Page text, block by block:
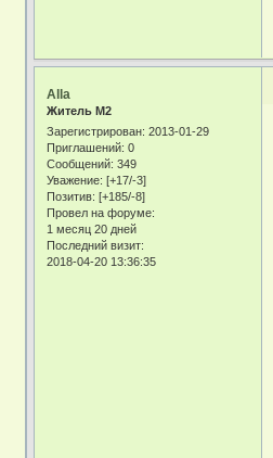
Alla
Житель М2
Зарегистрирован: 2013-01-29
Приглашений: 0
Сообщений: 349
Уважение: [+17/-3]
Позитив: [+185/-8]
Провел на форуме:
1 месяц 20 дней
Последний визит:
2018-04-20 13:36:35